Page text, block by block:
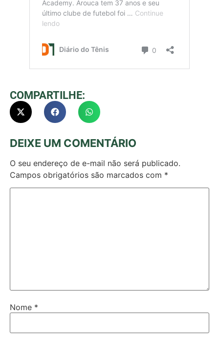
COMPARTILHE:
DEIXE UM COMENTÁRIO
O seu endereço de e-mail não será publicado.
Campos obrigatórios são marcados com *
Nome *